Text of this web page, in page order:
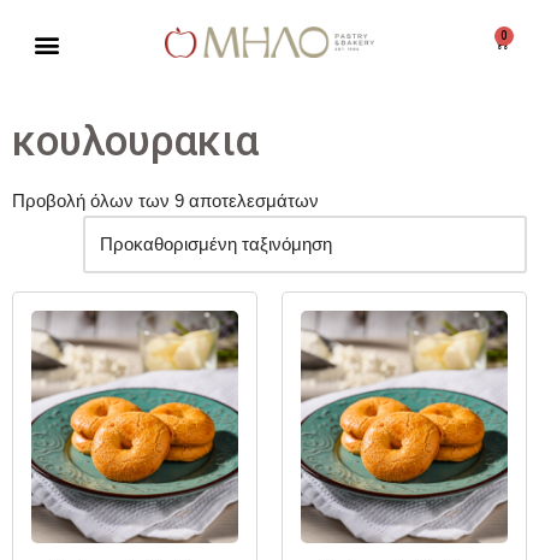
περιεχόμενο
0
κουλουρακια
Προβολή όλων των 9 αποτελεσμάτων